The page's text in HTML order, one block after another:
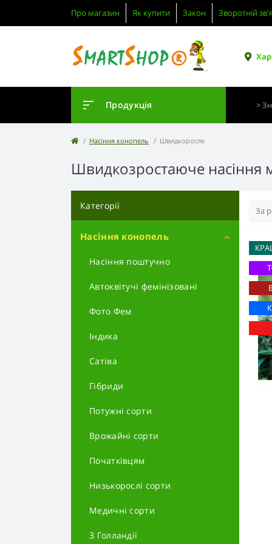
Про магазин Як купити Закон Зворотній
Продукція
Насіння конопель Швидкоросле
Швидкозростаюче насіння
Категорії
Насіння конопель
Насіння поштучно
Автоквітучі фемінізовані
Фото Фем
Індика
Сатіва
Гібриди
Потужні сорти
Врожайні сорти
Початківцям
Низькорослі сорти
Медичні сорти
З Голландії